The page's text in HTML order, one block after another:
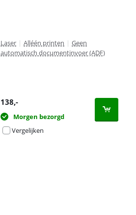
Laser | Alléén printen | Geen
automatisch documentinvoer (ADF)
138,-
Morgen bezorgd
Vergelijken